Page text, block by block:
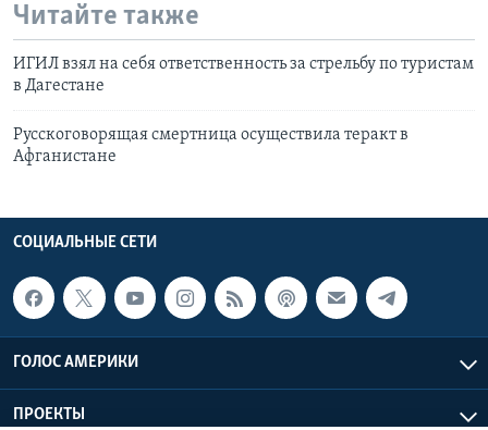
Читайте также
ИГИЛ взял на себя ответственность за стрельбу по туристам
в Дагестане
Русскоговорящая смертница осуществила теракт в
Афганистане
СОЦИАЛЬНЫЕ СЕТИ
ГОЛОС АМЕРИКИ
ПРОЕКТЫ